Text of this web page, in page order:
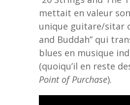
mettait en valeur
unique guitare/sitar
and Buddah” qui
blues en musique
(quoiqu’il en reste
Point of Purchase).